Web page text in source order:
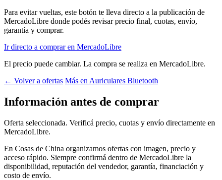
Para evitar vueltas, este botón te lleva directo a la publicación de
MercadoLibre donde podés revisar precio final, cuotas, envío,
garantía y comprar.
Ir directo a comprar en MercadoLibre
El precio puede cambiar. La compra se realiza en MercadoLibre.
← Volver a ofertas Más en Auriculares Bluetooth
Información antes de comprar
Oferta seleccionada. Verificá precio, cuotas y envío directamente en
MercadoLibre.
En Cosas de China organizamos ofertas con imagen, precio y
acceso rápido. Siempre confirmá dentro de MercadoLibre la
disponibilidad, reputación del vendedor, garantía, financiación y
costo de envío.